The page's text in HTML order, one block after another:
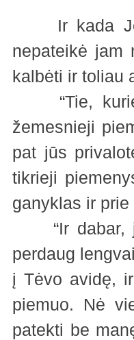
Ir kada
nepateikė jam
kalbėti ir toliau
“Tie, kurie
žemesnieji
pat jūs
tikrieji
ganyklas ir
“Ir dabar,
perdaug
į Tėvo avidę,
piemuo. Nė
patekti be